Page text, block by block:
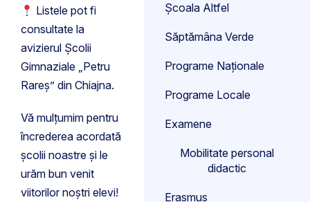
Listele pot fi
consultate la
avizierul Școlii
Gimnaziale „Petru
Rareș” din Chiajna.
Vă mulțumim pentru
încrederea acordată
școlii noastre și le
urăm bun venit
viitorilor noștri elevi!
Școala Altfel
Săptămâna Verde
Programe Naționale
Programe Locale
Examene
Mobilitate personal
didactic
Erasmus